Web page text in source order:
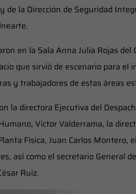
la Dirección de Seguridad
en la Sala Anna Julia Rojas del
que sirvió de escenario para
y trabajadores de estas áreas
la directora Ejecutiva del
Víctor Valderrama, la
Física, Juan Carlos Montero,
así como el secretario General
Ruiz.